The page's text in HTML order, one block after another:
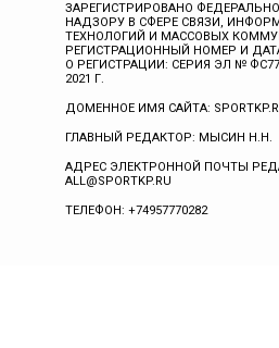
ЗАРЕГИСТРИРОВАНО
НАДЗОРУ В СФЕРЕ СВЯЗИ,
ТЕХНОЛОГИЙ И МАССОВЫХ
РЕГИСТРАЦИОННЫЙ НОМЕР И
О РЕГИСТРАЦИИ: СЕРИЯ ЭЛ №
2021 Г.
ДОМЕННОЕ ИМЯ САЙТА:
ГЛАВНЫЙ РЕДАКТОР: МЫСИН Н.Н.
АДРЕС ЭЛЕКТРОННОЙ ПОЧТЫ
ALL@SPORTKP.RU
ТЕЛЕФОН: +74957770282